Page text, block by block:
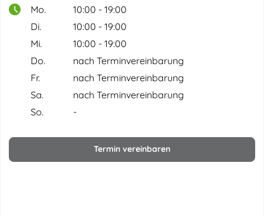
Mo.
10:00 - 19:00
Di.
10:00 - 19:00
Mi.
10:00 - 19:00
Do.
nach Terminvereinbarung
Fr.
nach Terminvereinbarung
Sa.
nach Terminvereinbarung
So.
-
Termin vereinbaren